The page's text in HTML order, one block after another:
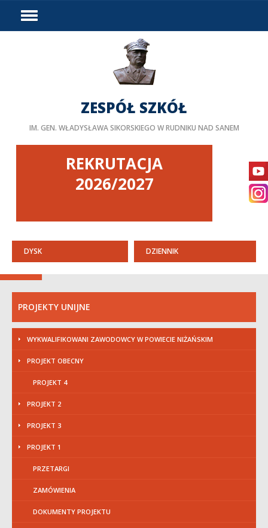
HOME
LINKI
ZESPÓŁ SZKÓŁ
IM. GEN. WŁADYSŁAWA SIKORSKIEGO W RUDNIKU NAD SANEM
REKRUTACJA
2026/2027
DYSK DZIENNIK
PROJEKTY UNIJNE
WYKWALIFIKOWANI ZAWODOWCY W POWIECIE NIŻAŃSKIM
PROJEKT OBECNY
PROJEKT 4
PROJEKT 2
PROJEKT 3
PROJEKT 1
PRZETARGI
ZAMÓWIENIA
DOKUMENTY PROJEKTU